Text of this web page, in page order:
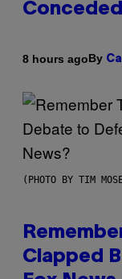
8 hours agoBy
(PHOTO BY TIM
Clapped